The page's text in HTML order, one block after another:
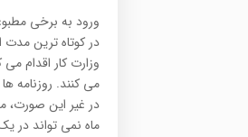
ورود به برخی
در کوتاه ترین
وزارت کار اقدام
می کنند. روزنامه
در غیر این صورت،
ماه نمی تواند در